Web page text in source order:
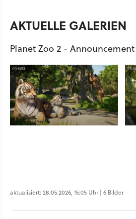
AKTUELLE GALERIEN
Planet Zoo 2 -
aktualisiert: 28.05.2026, 15:05 Uhr | 6 Bilder